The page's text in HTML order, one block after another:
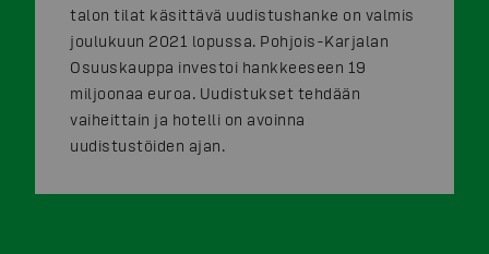
talon tilat käsittävä uudistushanke on valmis
joulukuun 2021 lopussa. Pohjois-Karjalan
Osuuskauppa investoi hankkeeseen 19
miljoonaa euroa. Uudistukset tehdään
vaiheittain ja hotelli on avoinna
uudistustöiden ajan.